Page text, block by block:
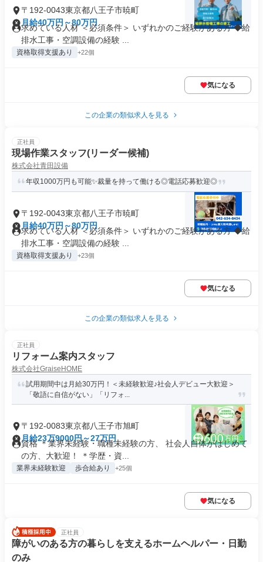
〒192-0043東京都八王子市暁町
月給40万円～80万円
求めている人材 ＜必須条件＞ いずれかのご経験がある方 ◆給
排水工事・空調設備の経験 ...
資格取得支援あり +22個
気になる
この企業の類似求人を見る
正社員
現場作業スタッフ(リーダー候補)
株式会社青田設備
年収1000万円も可能✨裁量を持って働ける◎電話応募歓迎◎
〒192-0043東京都八王子市暁町
月給40万円～80万円
求めている人材 ＜必須条件＞ いずれかのご経験がある方 ◆給
排水工事・空調設備の経験 ...
資格取得支援あり +23個
気になる
この企業の類似求人を見る
正社員
リフォーム案内スタッフ
株式会社GraiseHOME
試用期間中は月給30万円！＜未経験歓迎♪社会人デビュー大歓迎＞
「敬語に自信がない」「リフォ...
〒192-0083東京都八王子市旭町
月給23万9000円～27万円
資格 ＊業界未経験・職種未経験の方、 社会人自体がはじめて
の方、大歓迎！ ＊学歴・資...
業界未経験歓迎 歩合給あり +25個
気になる
正社員
障がいのある方の暮らしを支えるホームヘルパー・日勤
のみ